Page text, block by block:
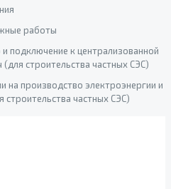
работы
подключение к централизованной
(для строительства частных СЭС)
на производство электроэнергии и
строительства частных СЭС)